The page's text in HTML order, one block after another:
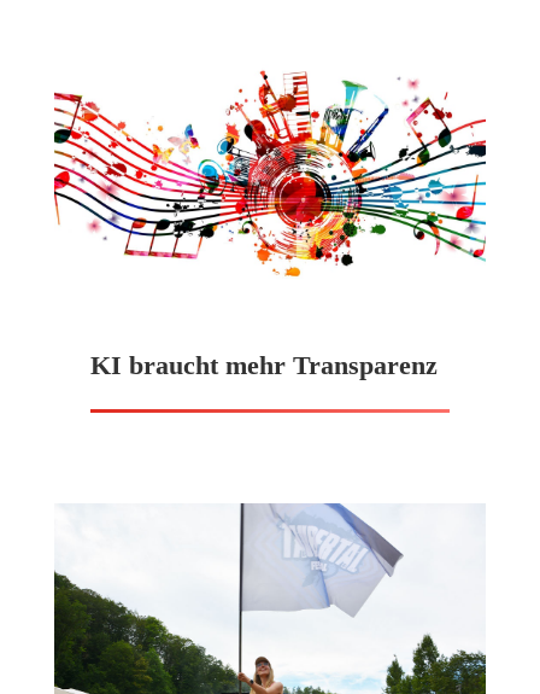
KI braucht mehr Transparenz